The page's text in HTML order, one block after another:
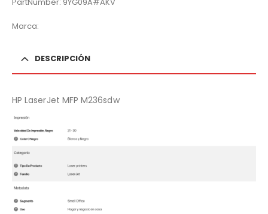
Marca:
DESCRIPCIÓN
HP LaserJet MFP M236sdw